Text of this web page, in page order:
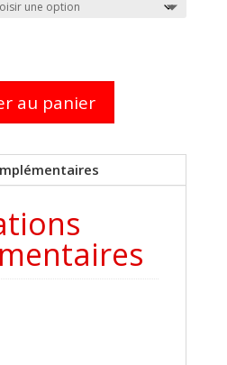
au panier